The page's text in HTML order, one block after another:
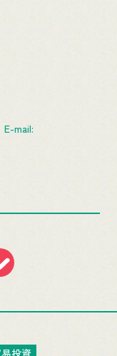
mail:
投資